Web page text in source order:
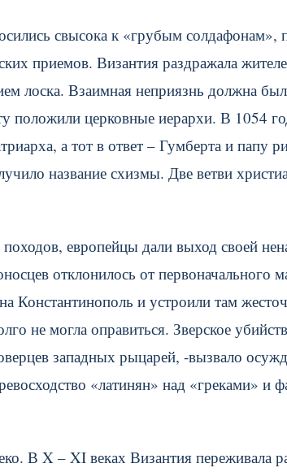
свысока к «грубым
приемов. Византия раздражала
лоска. Взаимная неприязнь должна
положили церковные иерархи. В 1054
а тот в ответ – Гумберта и папу
название схизмы. Две ветви
европейцы дали выход своей
отклонилось от
Константинополь и устроили там
не могла оправиться. Зверское
западных рыцарей, -вызвало
«латинян» над «греками»
В X – XI веках Византия переживала